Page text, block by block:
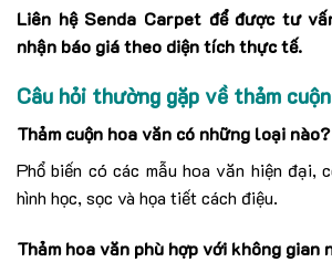
Liên hệ Senda Carpet để được tư
nhận báo giá theo diện tích thực tế.
Câu hỏi thường gặp về thảm
Thảm cuộn hoa văn có những loại nào?
Phổ biến có các mẫu hoa văn hiện đại,
hình học, sọc và họa tiết cách điệu.
Thảm hoa văn phù hợp với không gian